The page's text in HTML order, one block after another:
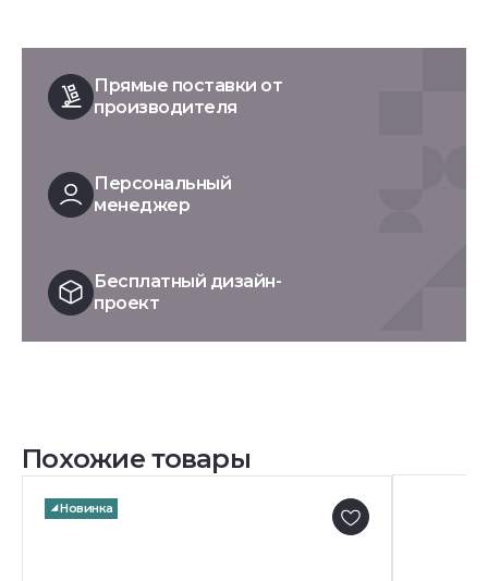
Прямые поставки от
производителя
Персональный
менеджер
Бесплатный дизайн-
проект
Похожие товары
Новинка